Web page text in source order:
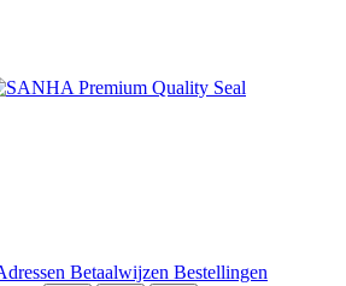
Betaalwijzen Bestellingen